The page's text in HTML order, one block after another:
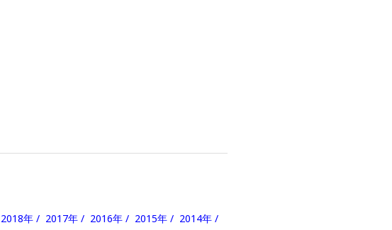
2018年 2017年 2016年 2015年
2014年